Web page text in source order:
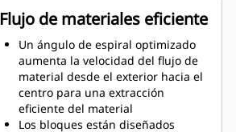
disponibles para alojar brocas con
vástago de 20 mm, 22 mm y 25
mm para distintas aplicaciones
Flujo de materiales eficiente
Un ángulo de espiral optimizado
aumenta la velocidad del flujo de
material desde el exterior hacia el
centro para una extracción
eficiente del material
Los bloques están diseñados